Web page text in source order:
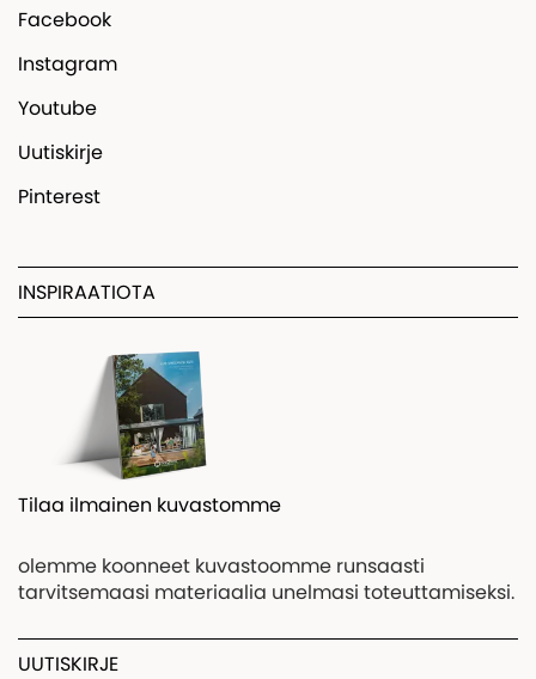
Facebook
Instagram
Youtube
Uutiskirje
Pinterest
INSPIRAATIOTA
Tilaa ilmainen kuvastomme
olemme koonneet kuvastoomme runsaasti
tarvitsemaasi materiaalia unelmasi toteuttamiseksi.
UUTISKIRJE